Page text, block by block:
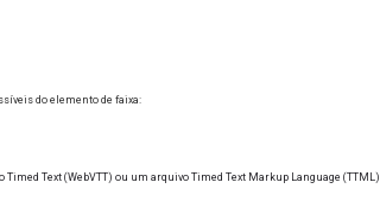
do elemento de faixa:
Text (WebVTT) ou um arquivo Timed Text Markup Language (TTML).